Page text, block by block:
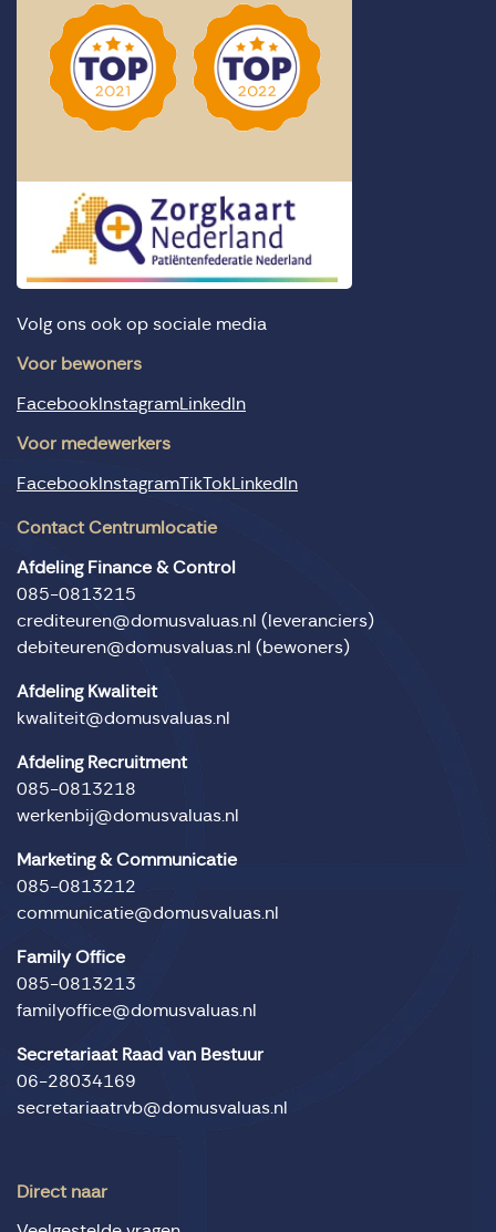
Volg ons ook op sociale media
Voor bewoners
FacebookInstagramLinkedIn
Voor medewerkers
FacebookInstagramTikTokLinkedIn
Contact Centrumlocatie
Afdeling Finance & Control
085-0813215
crediteuren@domusvaluas.nl (leveranciers)
debiteuren@domusvaluas.nl (bewoners)
Afdeling Kwaliteit
kwaliteit@domusvaluas.nl
Afdeling Recruitment
085-0813218
werkenbij@domusvaluas.nl
Marketing & Communicatie
085-0813212
communicatie@domusvaluas.nl
Family Office
085-0813213
familyoffice@domusvaluas.nl
Secretariaat Raad van Bestuur
06-28034169
secretariaatrvb@domusvaluas.nl
Direct naar